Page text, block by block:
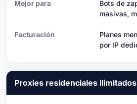
Mejor para
Bots de
masivas,
Facturación
Planes
por IP
Proxies residenciales